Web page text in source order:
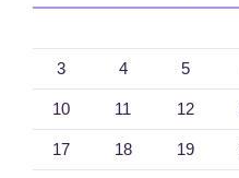
3 4 5
10 11 12
17 18 19